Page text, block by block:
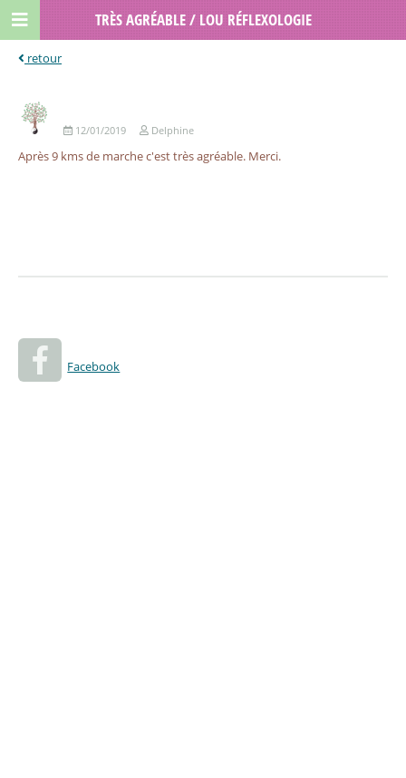
12/01/2019 Delphine
Après 9 kms de marche c'est très agréable. Merci.
Facebook
TRÈS AGRÉABLE / LOU RÉFLEXOLOGIE